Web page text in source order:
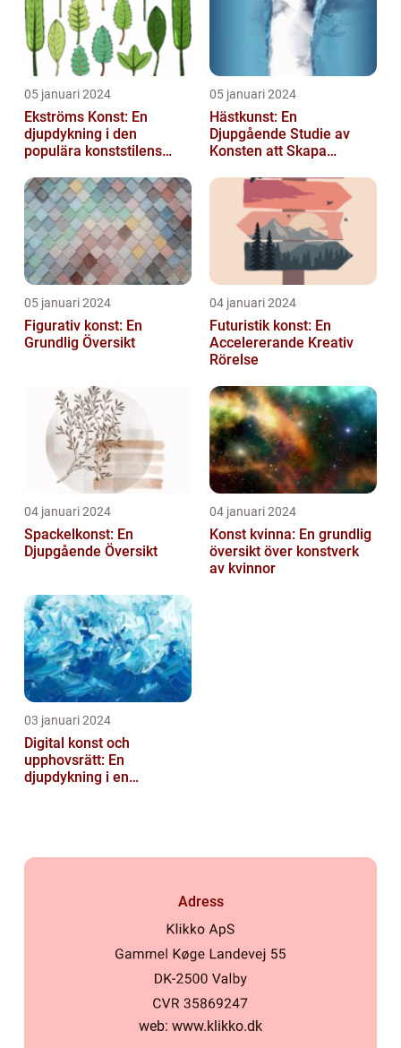
05 januari 2024
Ekströms Konst: En
djupdykning i den
populära konststilens
05 januari 2024
Hästkunst: En
Djupgående Studie av
Konsten att Skapa
05 januari 2024
Figurativ konst: En
Grundlig Översikt
04 januari 2024
Futuristik konst: En
Accelererande Kreativ
Rörelse
04 januari 2024
Spackelkonst: En
Djupgående Översikt
04 januari 2024
Konst kvinna: En grundlig
översikt över konstverk
av kvinnor
03 januari 2024
Digital konst och
upphovsrätt: En
djupdykning i en
Adress
web: www.klikko.dk